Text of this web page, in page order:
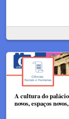
A cultura do
novos, espaços